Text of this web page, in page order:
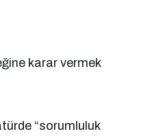
karar vermek
“sorumluluk